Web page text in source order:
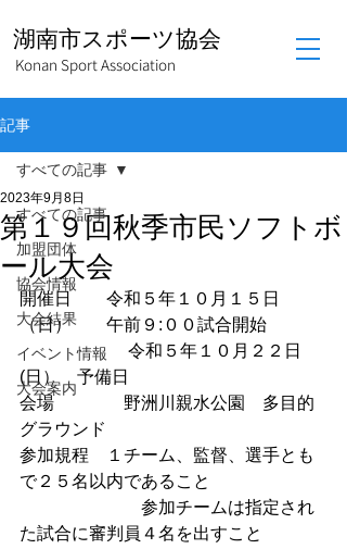
湖南市スポーツ協会
Konan Sport Association
記事
すべての記事
加盟団体
協会情報
大会結果
イベント情報
大会案内
すべての記事
第１９回秋季市民ソフトボ
ール大会
2023年9月8日
開催日　　令和５年１０月１５日
（日）　　午前９:００試合開始
令和５年１０月２２日
(日）　予備日
会場　　　　野洲川親水公園　多目的
グラウンド
参加規程　１チーム、監督、選手とも
で２５名以内であること
参加チームは指定され
た試合に審判員４名を出すこと